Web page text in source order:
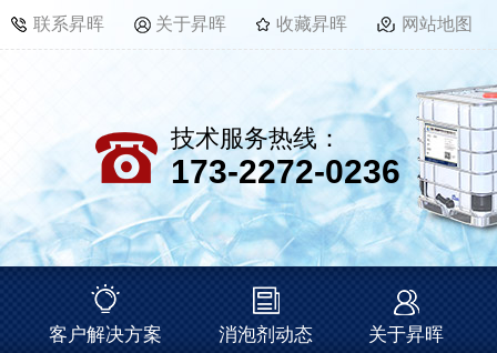
联系昇晖 关于昇晖 收藏昇晖 网站地图
技术服务热线：
173-2272-0236
客户解决方案 消泡剂动态 关于昇晖